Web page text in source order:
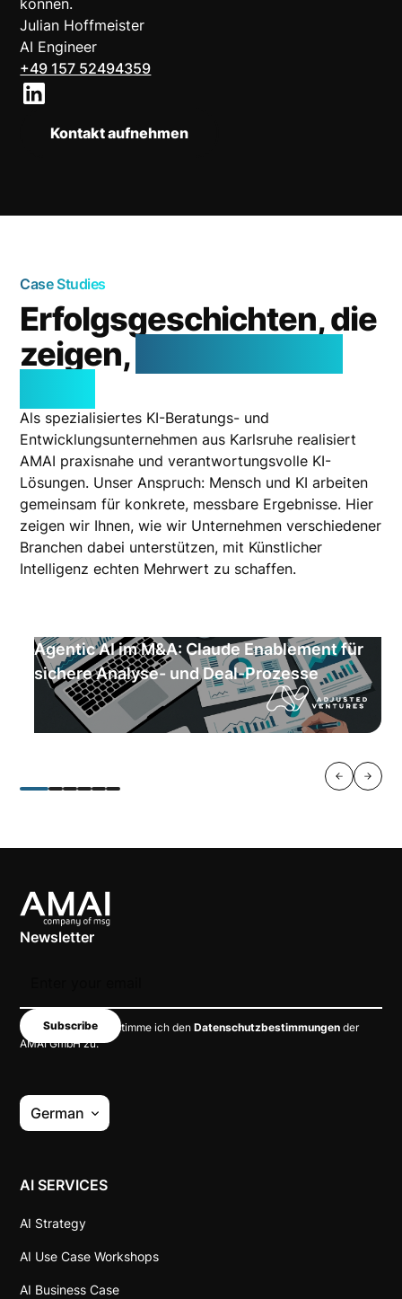
Julian Hoffmeister
AI Engineer
+49 157 52494359
Kontakt aufnehmen
Case Studies
Erfolgsgeschichten, die
zeigen,
Als spezialisiertes KI-Beratungs- und
Entwicklungsunternehmen aus Karlsruhe realisiert
AMAI praxisnahe und verantwortungsvolle KI-
Lösungen. Unser Anspruch: Mensch und KI arbeiten
gemeinsam für konkrete, messbare Ergebnisse. Hier
zeigen wir Ihnen, wie wir Unternehmen verschiedener
Branchen dabei unterstützen, mit Künstlicher
Intelligenz echten Mehrwert zu schaffen.
Agentic AI im M&A: Claude Enablement für
sichere Analyse- und Deal-Prozesse
Newsletter
Mit dem Absenden stimme ich denDatenschutzbestimmungender
AMAI GmbH zu.
AI SERVICES
AI Strategy
AI Use Case Workshops
AI Business Case
German